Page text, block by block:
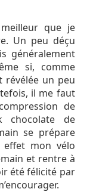
que je
Un peu déçu
généralement
si, comme
révélée un peu
il me faut
de
chocolate de
se prépare
effet mon vélo
et rentre à
été félicité par